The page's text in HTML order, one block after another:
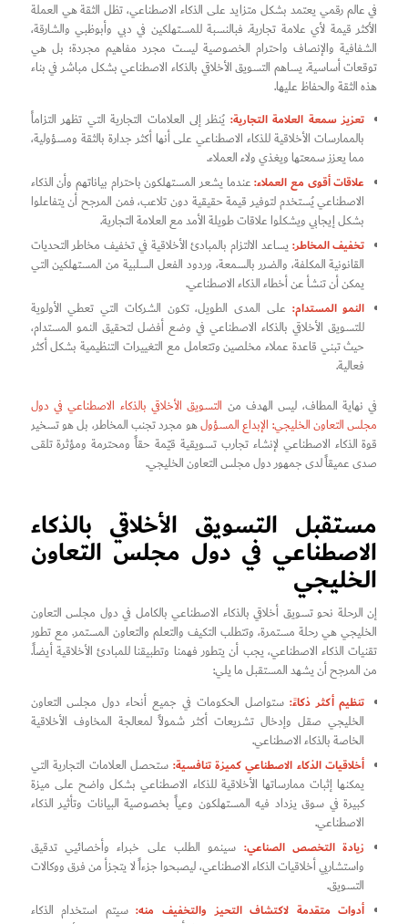
في عالم رقمي يعتمد بشكل متزايد على الذكاء الاصطناعي، تظل الثقة هي العملة
الأكثر قيمة لأي علامة تجارية. فبالنسبة للمستهلكين في دبي وأبوظبي والشارقة،
الشفافية والإنصاف واحترام الخصوصية ليست مجرد مفاهيم مجردة؛ بل هي
توقعات أساسية. يساهم التسويق الأخلاقي بالذكاء الاصطناعي بشكل مباشر في بناء
هذه الثقة والحفاظ عليها.
تعزيز سمعة العلامة التجارية: يُنظر إلى العلامات التجارية التي تظهر التزاماً
بالممارسات الأخلاقية للذكاء الاصطناعي على أنها أكثر جدارة بالثقة ومسؤولية،
مما يعزز سمعتها ويغذي ولاء العملاء.
علاقات أقوى مع العملاء:عندما يشعر المستهلكون باحترام بياناتهم وأن الذكاء
الاصطناعي يُستخدم لتوفير قيمة حقيقية دون تلاعب، فمن المرجح أن يتفاعلوا
بشكل إيجابي ويشكلوا علاقات طويلة الأمد مع العلامة التجارية.
تخفيف المخاطر:يساعد الالتزام بالمبادئ الأخلاقية في تخفيف مخاطر التحديات
القانونية المكلفة، والضرر بالسمعة، وردود الفعل السلبية من المستهلكين التي
يمكن أن تنشأ عن أخطاء الذكاء الاصطناعي.
النمو المستدام: على المدى الطويل، تكون الشركات التي تعطي الأولوية
للتسويق الأخلاقي بالذكاء الاصطناعي في وضع أفضل لتحقيق النمو المستدام،
حيث تبني قاعدة عملاء مخلصين وتتعامل مع التغييرات التنظيمية بشكل أكثر
فعالية.
في نهاية المطاف، ليس الهدف من التسويق الأخلاقي بالذكاء الاصطناعي في دول
مجلس التعاون الخليجي: الإبداع المسؤولهو مجرد تجنب المخاطر، بل هو تسخير
قوة الذكاء الاصطناعي لإنشاء تجارب تسويقية قيّمة حقاً ومحترمة ومؤثرة تلقى
صدى عميقاً لدى جمهور دول مجلس التعاون الخليجي.
مستقبل التسويق الأخلاقي بالذكاء
الاصطناعي في دول مجلس التعاون
الخليجي
إن الرحلة نحو تسويق أخلاقي بالذكاء الاصطناعي بالكامل في دول مجلس التعاون
الخليجي هي رحلة مستمرة، وتتطلب التكيف والتعلم والتعاون المستمر. مع تطور
تقنيات الذكاء الاصطناعي، يجب أن يتطور فهمنا وتطبيقنا للمبادئ الأخلاقية أيضاً.
من المرجح أن يشهد المستقبل ما يلي:
تنظيم أكثر ذكاءً: ستواصل الحكومات في جميع أنحاء دول مجلس التعاون
الخليجي صقل وإدخال تشريعات أكثر شمولاً لمعالجة المخاوف الأخلاقية
الخاصة بالذكاء الاصطناعي.
أخلاقيات الذكاء الاصطناعي كميزة تنافسية: ستحصل العلامات التجارية التي
يمكنها إثبات ممارساتها الأخلاقية للذكاء الاصطناعي بشكل واضح على ميزة
كبيرة في سوق يزداد فيه المستهلكون وعياً بخصوصية البيانات وتأثير الذكاء
الاصطناعي.
زيادة التخصص الصناعي: سينمو الطلب على خبراء وأخصائيي تدقيق
واستشاريي أخلاقيات الذكاء الاصطناعي، ليصبحوا جزءاً لا يتجزأ من فرق ووكالات
التسويق.
أدوات متقدمة لاكتشاف التحيز والتخفيف منه:سيتم استخدام الذكاء